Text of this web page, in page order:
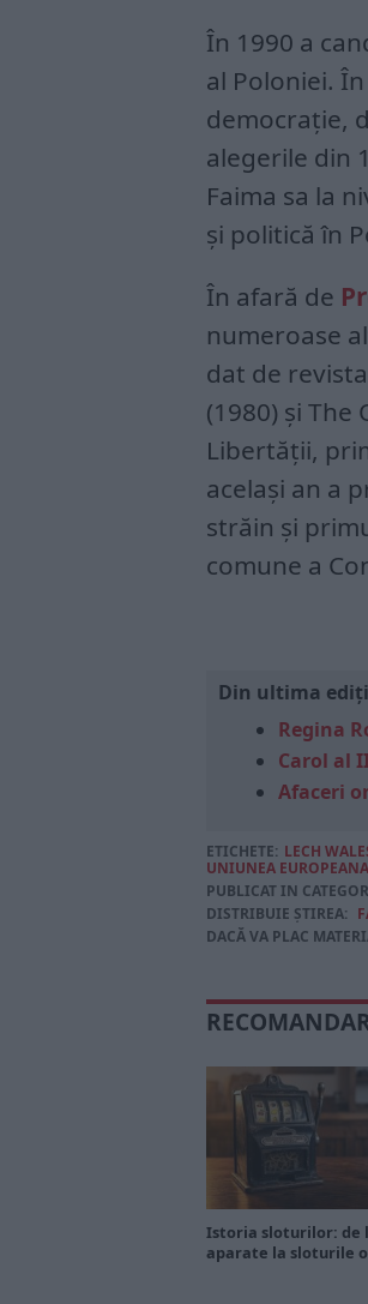
În 1990 a
al Poloniei.
democrație,
alegerile din
Faima sa la
și politică în
În afară de
numeroase
dat de
(1980) și
Libertății,
același an a
străin și
comune a
Din ultima
Regina
Carol al
Afaceri
ETICHETE: LECH
UNIUNEA EUROPEANA
PUBLICAT IN
DISTRIBUIE ȘTIREA:
DACĂ VA PLAC
Istoria sloturilor: de
aparate la sloturile